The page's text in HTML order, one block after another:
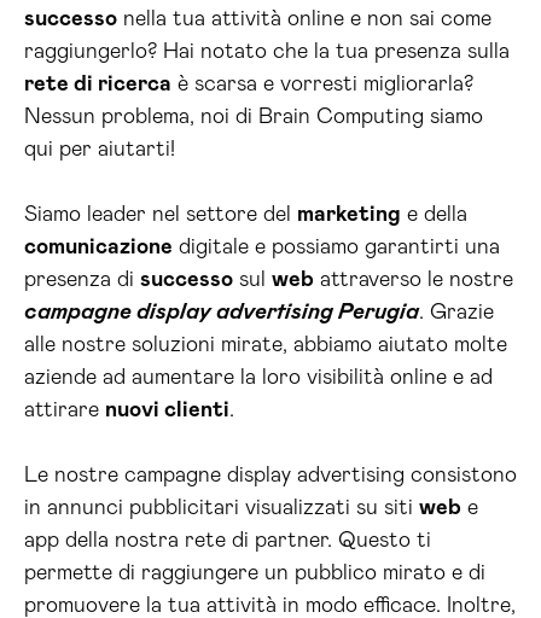
successo nella tua attività online e non sai come
raggiungerlo? Hai notato che la tua presenza sulla
rete di ricerca è scarsa e vorresti migliorarla?
Nessun problema, noi di Brain Computing siamo
qui per aiutarti!
Siamo leader nel settore del marketing e della
comunicazione digitale e possiamo garantirti una
presenza di successo sul web attraverso le nostre
campagne display advertising Perugia. Grazie
alle nostre soluzioni mirate, abbiamo aiutato molte
aziende ad aumentare la loro visibilità online e ad
attirare nuovi clienti.
Le nostre campagne display advertising consistono
in annunci pubblicitari visualizzati su siti web e
app della nostra rete di partner. Questo ti
permette di raggiungere un pubblico mirato e di
promuovere la tua attività in modo efficace. Inoltre,